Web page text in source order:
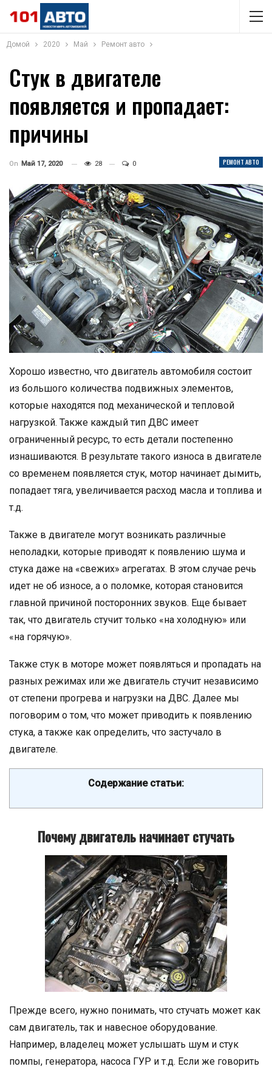
Домой 2020 Май Ремонт авто
Стук в двигателе
появляется и пропадает:
причины
РЕМОНТ АВТО
On Май 17, 2020 28 0
Хорошо известно, что двигатель автомобиля состоит
из большого количества подвижных элементов,
которые находятся под механической и тепловой
нагрузкой. Также каждый тип ДВС имеет
ограниченный ресурс, то есть детали постепенно
изнашиваются. В результате такого износа в двигателе
со временем появляется стук, мотор начинает дымить,
попадает тяга, увеличивается расход масла и топлива и
т.д.
Также в двигателе могут возникать различные
неполадки, которые приводят к появлению шума и
стука даже на «свежих» агрегатах. В этом случае речь
идет не об износе, а о поломке, которая становится
главной причиной посторонних звуков. Еще бывает
так, что двигатель стучит только «на холодную» или
«на горячую».
Также стук в моторе может появляться и пропадать на
разных режимах или же двигатель стучит независимо
от степени прогрева и нагрузки на ДВС. Далее мы
поговорим о том, что может приводить к появлению
стука, а также как определить, что застучало в
двигателе.
Содержание статьи:
Почему двигатель начинает стучать
Прежде всего, нужно понимать, что стучать может как
сам двигатель, так и навесное оборудование.
Например, владелец может услышать шум и стук
помпы, генератора, насоса ГУР и т.д. Если же говорить